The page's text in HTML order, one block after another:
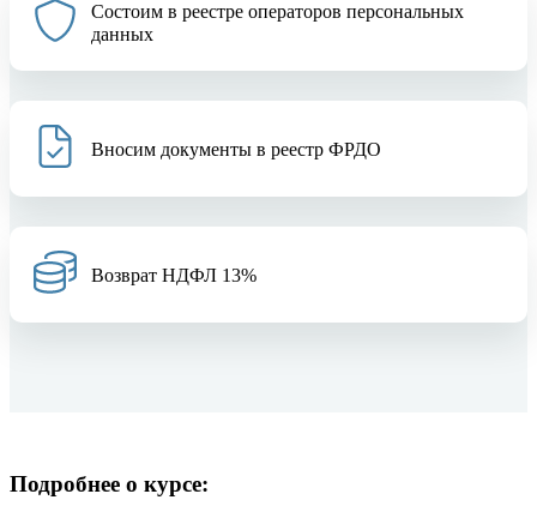
Состоим в реестре операторов персональных
данных
Вносим документы в реестр ФРДО
Возврат НДФЛ 13%
Подробнее о курсе: